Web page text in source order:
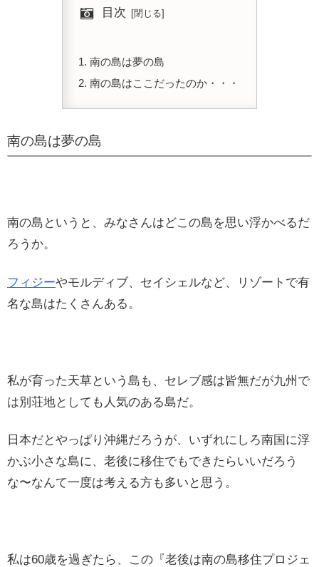
目次
南の島は夢の島
南の島はここだったのか・・・
南の島は夢の島
南の島というと、みなさんはどこの島を思い浮かべるだ
ろうか。
フィジーやモルディブ、セイシェルなど、リゾートで有
名な島はたくさんある。
私が育った天草という島も、セレブ感は皆無だが九州で
は別荘地としても人気のある島だ。
日本だとやっぱり沖縄だろうが、いずれにしろ南国に浮
かぶ小さな島に、老後に移住でもできたらいいだろう
な〜なんて一度は考える方も多いと思う。
私は60歳を過ぎたら、この『老後は南の島移住プロジェ